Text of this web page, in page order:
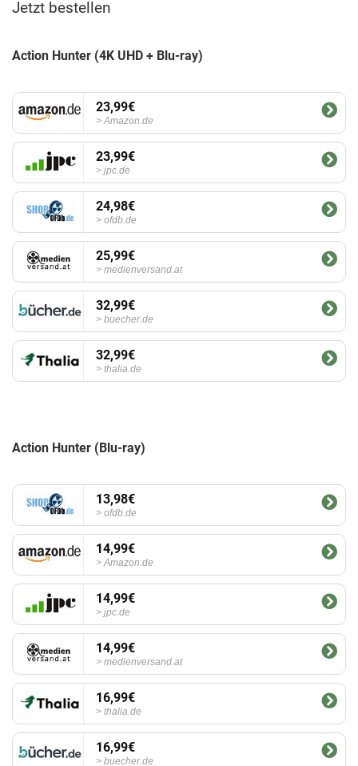
Jetzt bestellen
Action Hunter (4K UHD + Blu-ray)
23,99€
Amazon.de
23,99€
jpc.de
24,98€
ofdb.de
25,99€
medienversand.at
32,99€
buecher.de
32,99€
thalia.de
Action Hunter (Blu-ray)
13,98€
ofdb.de
14,99€
Amazon.de
14,99€
jpc.de
14,99€
medienversand.at
16,99€
thalia.de
16,99€
buecher.de